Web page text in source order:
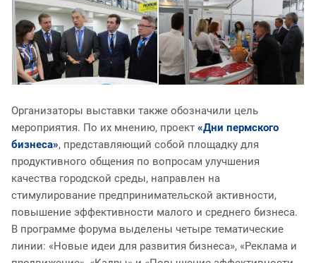
Организаторы выставки также обозначили цель
мероприятия. По их мнению, проект «Дни пермского
бизнеса», представляющий собой площадку для
продуктивного общения по вопросам улучшения
качества городской среды, направлен на
стимулирование предпринимательской активности,
повышение эффективности малого и среднего бизнеса.
В программе форума выделены четыре тематические
линии: «Новые идеи для развития бизнеса», «Реклама и